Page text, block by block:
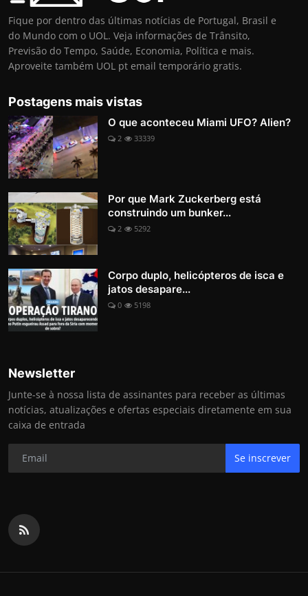
Fique por dentro das últimas notícias de Portugal, Brasil e
do Mundo com o UOL. Veja informações de Trânsito,
Previsão do Tempo, Saúde, Economia, Política e mais.
Aproveite também UOL pt email temporário gratis.
Postagens mais vistas
O que aconteceu Miami UFO? Alien?
2 33339
Por que Mark Zuckerberg está
construindo um bunker...
2 5292
Corpo duplo, helicópteros de isca e
jatos desapare...
0 5198
Newsletter
Junte-se à nossa lista de assinantes para receber as últimas
notícias, atualizações e ofertas especiais diretamente em sua
caixa de entrada
Se inscrever